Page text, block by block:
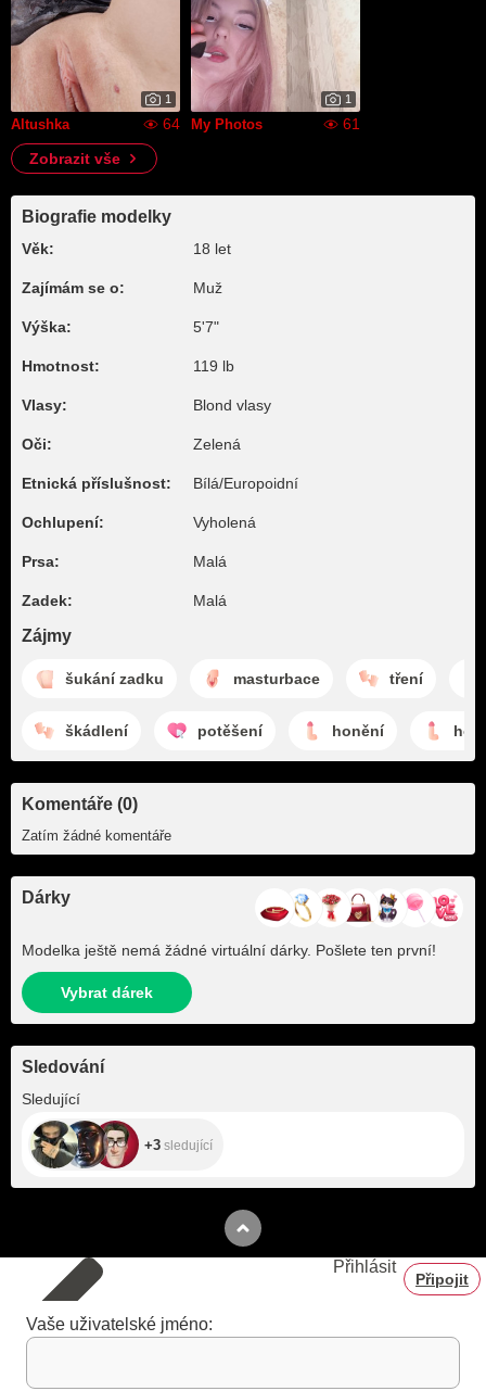
1
Altushka 64
1
My Photos
61
Zobrazit vše
Biografie modelky
Věk: 18 let
Zajímám se o: Muž
Výška: 5'7"
Hmotnost: 119 lb
Vlasy: Blond vlasy
Oči: Zelená
Etnická příslušnost: Bílá/Europoidní
Ochlupení: Vyholená
Prsa: Malá
Zadek: Malá
Zájmy
šukání zadku masturbace tření
škádlení potěšení honění
Komentáře (0)
Zatím žádné komentáře
Dárky
Modelka ještě nemá žádné virtuální dárky. Pošlete ten první!
Vybrat dárek
Sledování
Sledující
+3 sledující
Přihlásit
Připojit
Vaše uživatelské jméno: